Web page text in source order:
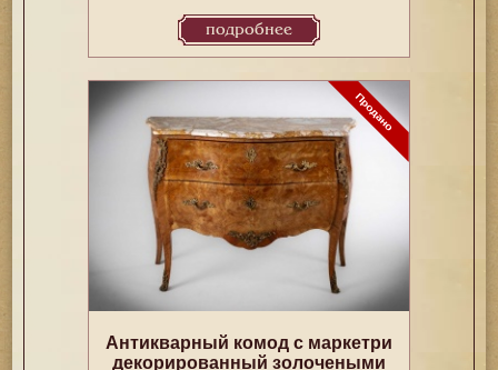
подробнее
Антикварный комод с маркетри
декорированный золочеными